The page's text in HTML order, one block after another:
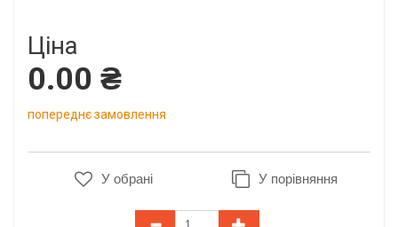
Ціна
0.00 ₴
попереднє замовлення
У обрані У порівняння